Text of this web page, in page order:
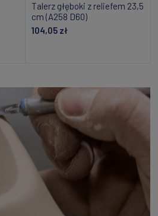
Talerz głęboki z reliefem 23,5
cm (A258 D60)
104,05 zł